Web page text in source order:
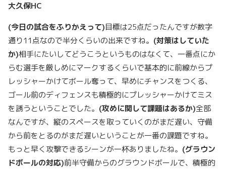
大久保HC
(今日の試合をふりかえって)目標は25点だったんですが数字
通り11点なので半分くらいの出来ですね。 (対策はしていた
か)相手にたいしてどうこうというものはなくて、一番点にか
らむ選手を厳しめにマークするくらいで基本的に前線からプ
レッシャーかけてボール奪って、早めにチャンスをつくる、
ゴール前のディフェンスも積極的にプレッシャーかけてミス
を誘うということでした。 (攻めに関して課題はあるか)全部
なんですが、縦のスペースを取っていくのがまだ遅い、守備
から前をとるのがまだ遅いということが一番の課題ですね。
もっと早く攻撃できるシーンが一杯ありましたね。 (グラウン
ドボールの対応)前半守備からのグラウンドボールで、積極的